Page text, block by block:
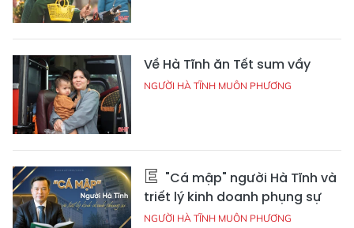
Về Hà Tĩnh ăn Tết sum vầy
NGƯỜI HÀ TĨNH MUÔN PHƯƠNG
"Cá mập" người Hà Tĩnh và
triết lý kinh doanh phụng sự
NGƯỜI HÀ TĨNH MUÔN PHƯƠNG